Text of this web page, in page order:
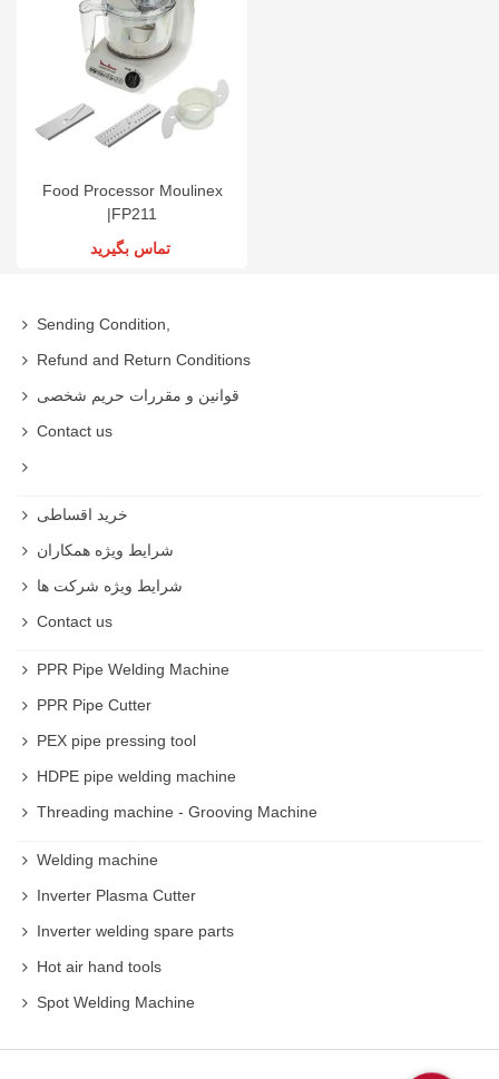
Food Processor Moulinex
|FP211
تماس بگیرید
Sending Condition,
Refund and Return Conditions
قوانین و مقررات حریم شخصی
Contact us
خرید اقساطی
شرایط ویژه همکاران
شرایط ویژه شرکت ها
Contact us
PPR Pipe Welding Machine
PPR Pipe Cutter
PEX pipe pressing tool
HDPE pipe welding machine
Threading machine - Grooving Machine
Welding machine
Inverter Plasma Cutter
Inverter welding spare parts
Hot air hand tools
Spot Welding Machine